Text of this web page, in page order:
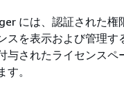
には、認証された権
スを表示および管理す
与されたライセンスペ
。